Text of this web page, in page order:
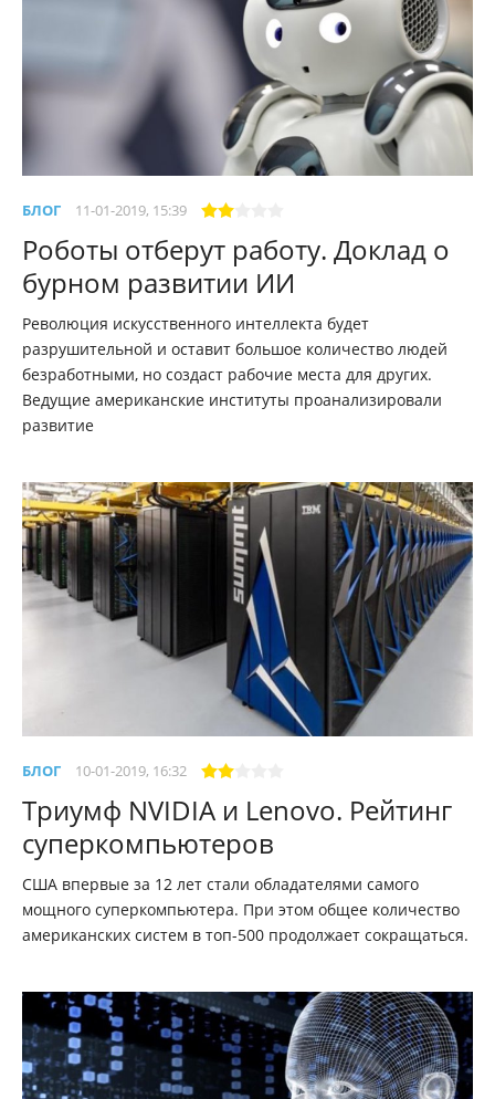
БЛОГ 11-01-2019, 15:39
Роботы отберут работу. Доклад о
бурном развитии ИИ
Революция искусственного интеллекта будет
разрушительной и оставит большое количество людей
безработными, но создаст рабочие места для других.
Ведущие американские институты проанализировали
развитие
БЛОГ 10-01-2019, 16:32
Триумф NVIDIA и Lenovo. Рейтинг
суперкомпьютеров
США впервые за 12 лет стали обладателями самого
мощного суперкомпьютера. При этом общее количество
американских систем в топ-500 продолжает сокращаться.